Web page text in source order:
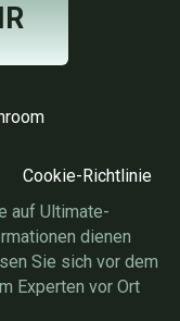
Cookie-Richtlinie
auf Ultimate-
dienen
Sie sich vor dem
Experten vor Ort